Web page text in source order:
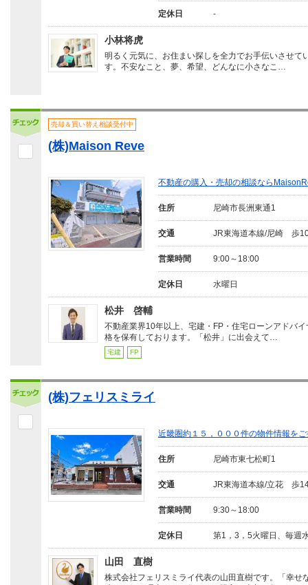
定休日 -
小林将虎
明るく元気に、お住まい探しを全力でお手伝いさせて
す。不安なこと、夢、希望、どんなに小さなこ…
売却＆買い替え相談受付中
(株)Maison Reve
不動産の購入・売却の相談なら
住所 尼崎市長洲東通1
交通 JR東海道本線/尼崎 歩
営業時間 9:00～18:00
定休日 水曜日
松井 啓輔
不動産業界10年以上、宅建・FP・住宅ローンアドバイ
格を保有しております。「松井」に出会えて…
宅建 FP
(株)フェリスミライ
近畿圏約１５，０００件の物件情報を
住所 尼崎市東七松町1
交通 JR東海道本線/立花 歩
営業時間 9:30～18:00
定休日 第1，3，5火曜日、毎週
山田 直樹
株式会社フェリスミライ代表の山田直樹です。「幸せ